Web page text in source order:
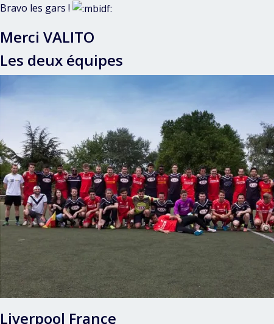
Bravo les gars !
Merci VALITO
Les deux équipes
Liverpool France